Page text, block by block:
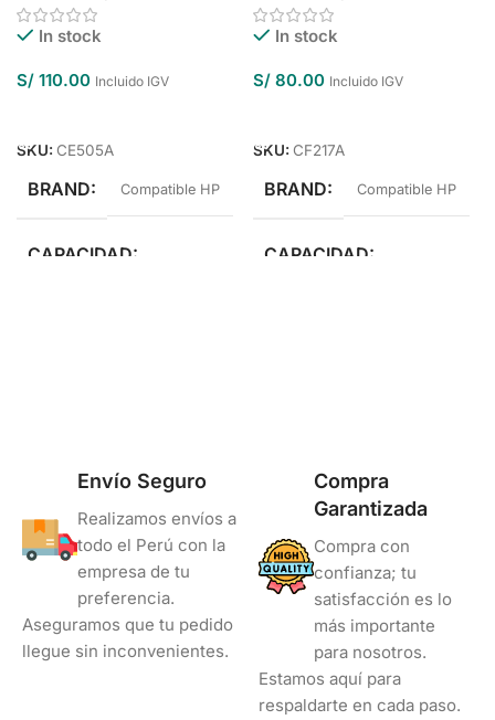
In stock
S/ 110.00 Incluido IGV
SKU: CE505A
BRAND Compatible HP
CAPACIDAD
In stock
S/ 80.00 Incluido IGV
SKU: CF217A
BRAND Compatible HP
CAPACIDAD
Envío Seguro
Realizamos envíos a
todo el Perú con la
empresa de tu
preferencia.
Aseguramos que tu pedido
llegue sin inconvenientes.
Compra
Garantizada
Compra con
confianza; tu
satisfacción es lo
más importante
para nosotros.
Estamos aquí para
respaldarte en cada paso.